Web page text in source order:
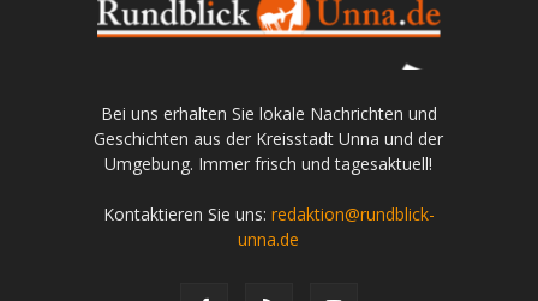
Bei uns erhalten Sie lokale Nachrichten und
Geschichten aus der Kreisstadt Unna und der
Umgebung. Immer frisch und tagesaktuell!
Kontaktieren Sie uns: redaktion@rundblick-
unna.de